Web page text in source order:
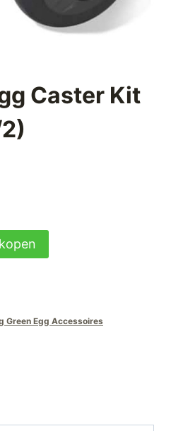
Caster Kit
kopen
Green Egg Accessoires